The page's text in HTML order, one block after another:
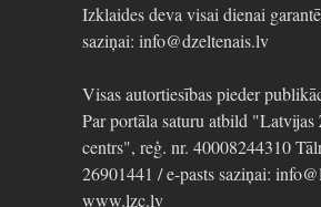
Izklaides deva visai dienai
saziņai: info@dzeltenais.lv
Visas autortiesības pieder
Par portāla saturu atbild "Latvijas
centrs", reģ. nr. 40008244310
26901441 / e-pasts saziņai:
www.lzc.lv